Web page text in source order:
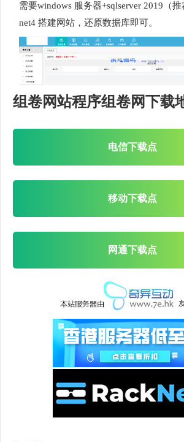
需要windows 服务器+sqlserver 2019（推
net4 搭建网站，还原数据库即可。
组卷网站程序组卷网下载
电信下载点
移动下载点
网通下载点